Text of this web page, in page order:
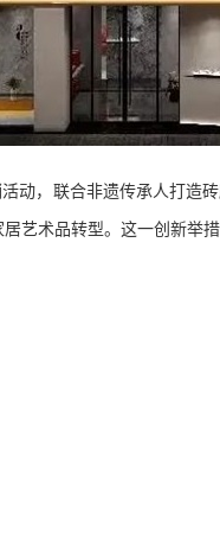
动，联合非遗传承人打造
艺术品转型。这一创新举